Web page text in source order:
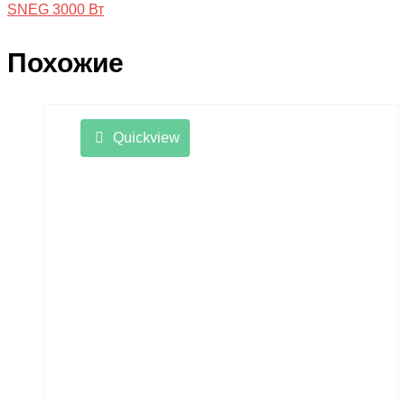
Похожие
Quickview